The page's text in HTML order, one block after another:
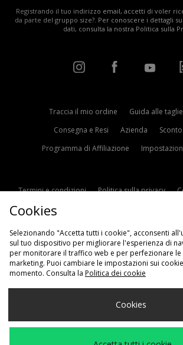
Registrando il tuo indirizzo email, accetti di voler
da parte del gruppo size?. Per conoscere i dettagli
dati, consulta la nostra Politica sulla
Traccia il mio ordine Guida alle taglie
Consegna e Resi
Azienda
Programma di Affiliazione
Termini e condizioni Politica sulla privacy
Scegli Il Tuo Paese
Accettiamo i seguenti metodi di
Cookies
Selezionando "Accetta tutti i cookie", acconsenti
sul tuo dispositivo per migliorare l'esperienza di
per monitorare il traffico web e per perfezionare le
marketing. Puoi cambiare le impostazioni sui
momento. Consulta la Politica dei cookie
Cookies